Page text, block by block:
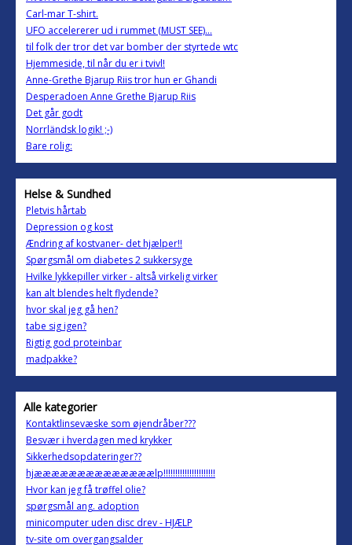
Carl-mar T-shirt.
UFO accelererer ud i rummet (MUST SEE)...
til folk der tror det var bomber der styrtede wtc
Hjemmeside, til når du er i tvivl!
Anne-Grethe Bjarup Riis tror hun er Ghandi
Desperadoen Anne Grethe Bjarup Riis
Det går godt
Norrländsk logik! ;-)
Bare rolig:
Helse & Sundhed
Pletvis hårtab
Depression og kost
Ændring af kostvaner- det hjælper!!
Spørgsmål om diabetes 2 sukkersyge
Hvilke lykkepiller virker - altså virkelig virker
kan alt blendes helt flydende?
hvor skal jeg gå hen?
tabe sig igen?
Rigtig god proteinbar
madpakke?
Alle kategorier
Kontaktlinsevæske som øjendråber???
Besvær i hverdagen med krykker
Sikkerhedsopdateringer??
hjæææææææææææææælp!!!!!!!!!!!!!!!!!!!!!!
Hvor kan jeg få trøffel olie?
spørgsmål ang. adoption
minicomputer uden disc drev - HJÆLP
tv-site om overgangsalder